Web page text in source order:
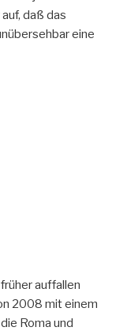
daß das
eine
auffallen
2008 mit einem
Roma und